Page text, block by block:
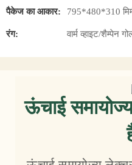
पैकेज का आकार: 795*480*310
रंग: वार्म व्हाइट/शैम्पेन
ऊंचाई